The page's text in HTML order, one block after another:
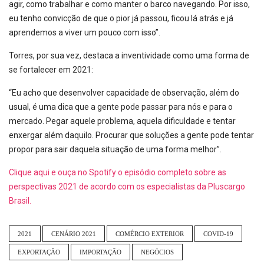
agir, como trabalhar e como manter o barco navegando. Por isso,
eu tenho convicção de que o pior já passou, ficou lá atrás e já
aprendemos a viver um pouco com isso”.
Torres, por sua vez, destaca a inventividade como uma forma de
se fortalecer em 2021:
“Eu acho que desenvolver capacidade de observação, além do
usual, é uma dica que a gente pode passar para nós e para o
mercado. Pegar aquele problema, aquela dificuldade e tentar
enxergar além daquilo. Procurar que soluções a gente pode tentar
propor para sair daquela situação de uma forma melhor”.
Clique aqui e ouça no Spotify o episódio completo sobre as
perspectivas 2021 de acordo com os especialistas da Pluscargo
Brasil.
2021 CENÁRIO 2021 COMÉRCIO EXTERIOR COVID-19
EXPORTAÇÃO IMPORTAÇÃO NEGÓCIOS